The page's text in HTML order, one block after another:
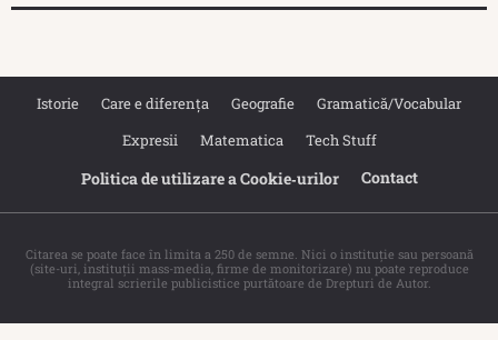
Istorie Care e diferența Geografie
Gramatică/Vocabular
Expresii
Matematica Tech Stuff
Politica de utilizare a Cookie‐urilor Contact
Citarea se poate face în limita a 250 de semne. Nici o instituţie sau persoană
(site-uri, instituţii mass-media, firme de monitorizare) nu poate reproduce
integral scrierile publicistice purtătoare de Drepturi de Autor.